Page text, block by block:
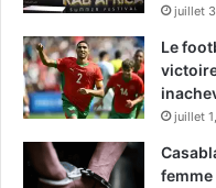
juillet
Le
juillet
femme